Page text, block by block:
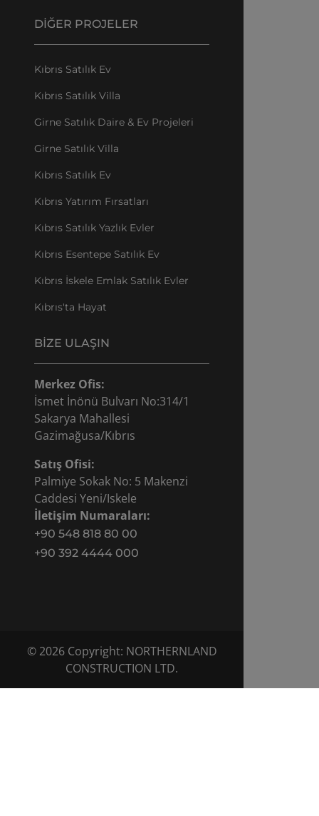
DIĞER PROJELER
Kıbrıs Satılık Ev
Kıbrıs Satılık Villa
Girne Satılık Daire & Ev Projeleri
Girne Satılık Villa
Kıbrıs Satılık Ev
Kıbrıs Yatırım Fırsatları
Kıbrıs Satılık Yazlık Evler
Kıbrıs Esentepe Satılık Ev
Kıbrıs İskele Emlak Satılık Evler
Kıbrıs'ta Hayat
BIZE ULAŞIN
Merkez Ofis:
İsmet İnönü Bulvarı No:314/1
Sakarya Mahallesi
Gazimağusa/Kıbrıs
Satış Ofisi:
Palmiye Sokak No: 5 Makenzi
Caddesi Yeni/Iskele
İletişim Numaraları:
+90 548 818 80 00
+90 392 4444 000
© 2026 Copyright: NORTHERNLAND
CONSTRUCTION LTD.